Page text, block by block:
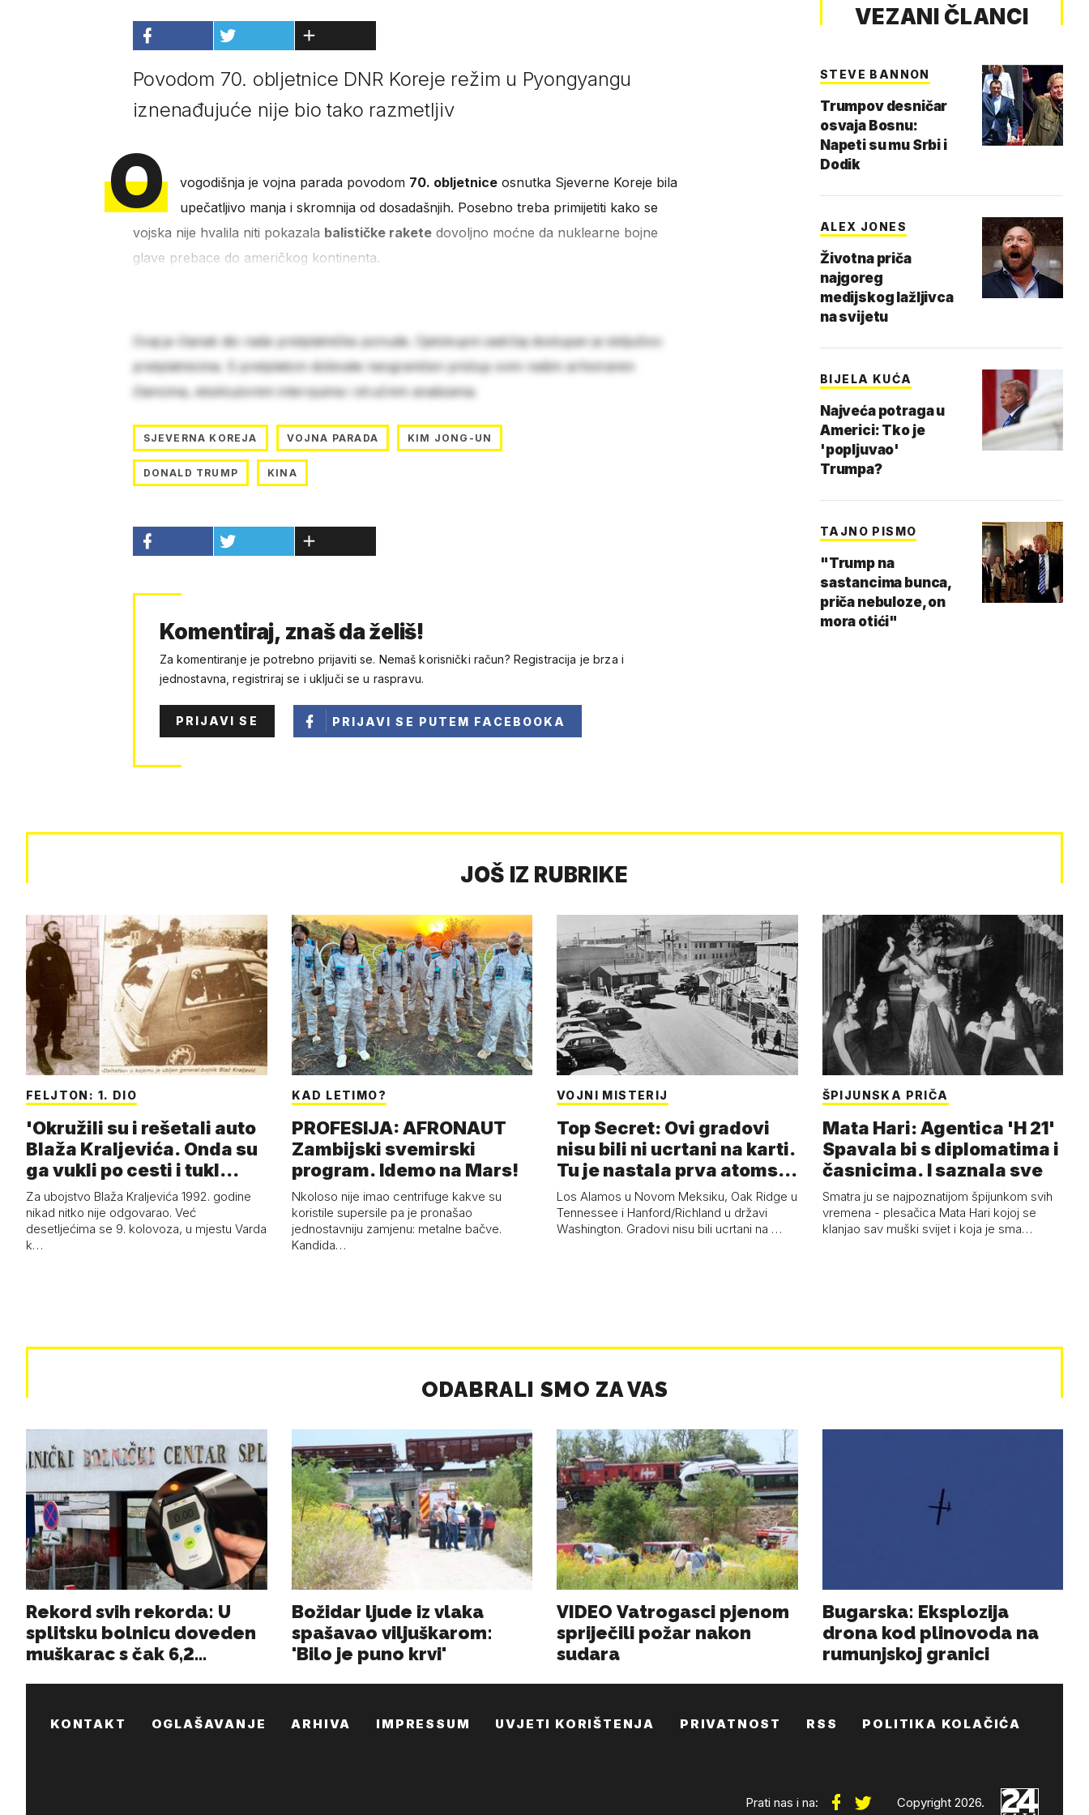
Povodom 70. obljetnice DNR Koreje režim u Pyongyangu
iznenađujuće nije bio tako razmetljiv
O vogodišnja je vojna parada povodom 70. obljetniceosnutka Sjeverne Koreje bila
upečatljivo manja i skromnija od dosadašnjih. Posebno treba primijetiti kako se
vojska nije hvalila niti pokazala balističke raketedovoljno moćne da nuklearne bojne
glave prebace do američkog kontinenta.
Ovaj je članak dio naše pretplatničke ponude. Cjelokupni sadržaj dostupan je isključivo
pretplatnicima. S pretplatom dobivate neograničen pristup svim našim arhiviranim
člancima, ekskluzivnim intervjuima i stručnim analizama.
SJEVERNA KOREJA VOJNA PARADA KIM JONG-UN
DONALD TRUMP KINA
Komentiraj, znaš da želiš!
Za komentiranje je potrebno prijaviti se. Nemaš korisnički račun? Registracija je brza i
jednostavna, registriraj se i uključi se u raspravu.
PRIJAVI SE PRIJAVI SE PUTEM FACEBOOKA
VEZANI ČLANCI
STEVE BANNON
Trumpov desničar
osvaja Bosnu:
Napeti su mu Srbi i
Dodik
ALEX JONES
Životna priča
najgoreg
medijskog lažljivca
na svijetu
BIJELA KUĆA
Najveća potraga u
Americi: Tko je
'popljuvao'
Trumpa?
TAJNO PISMO
"Trump na
sastancima bunca,
priča nebuloze, on
mora otići"
JOŠ IZ RUBRIKE
FELJTON: 1. DIO
'Okružili su i rešetali auto
Blaža Kraljevića. Onda su
ga vukli po cesti i tukl…
Za ubojstvo Blaža Kraljevića 1992. godine
nikad nitko nije odgovarao. Već
desetljećima se 9. kolovoza, u mjestu Varda
k…
KAD LETIMO?
PROFESIJA: AFRONAUT
Zambijski svemirski
program. Idemo na Mars!
Nkoloso nije imao centrifuge kakve su
koristile supersile pa je pronašao
jednostavniju zamjenu: metalne bačve.
Kandida…
VOJNI MISTERIJ
Top Secret: Ovi gradovi
nisu bili ni ucrtani na karti.
Tu je nastala prva atoms…
Los Alamos u Novom Meksiku, Oak Ridge u
Tennessee i Hanford/Richland u državi
Washington. Gradovi nisu bili ucrtani na …
ŠPIJUNSKA PRIČA
Mata Hari: Agentica 'H 21'
Spavala bi s diplomatima i
časnicima. I saznala sve
Smatra ju se najpoznatijom špijunkom svih
vremena - plesačica Mata Hari kojoj se
klanjao sav muški svijet i koja je sma…
KONTAKT OGLAŠAVANJE ARHIVA IMPRESSUM UVJETI KORIŠTENJA PRIVATNOST RSS POLITIKA KOLAČIĆA
Prati nas i na: Copyright 2026.